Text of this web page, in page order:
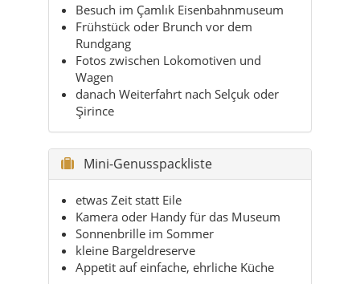
Besuch im Çamlık Eisenbahnmuseum
Frühstück oder Brunch vor dem
Rundgang
Fotos zwischen Lokomotiven und
Wagen
danach Weiterfahrt nach Selçuk oder
Şirince
Mini-Genusspackliste
etwas Zeit statt Eile
Kamera oder Handy für das Museum
Sonnenbrille im Sommer
kleine Bargeldreserve
Appetit auf einfache, ehrliche Küche